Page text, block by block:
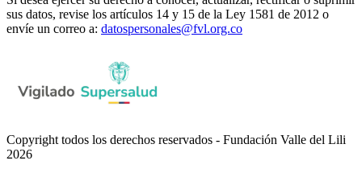
sus datos, revise los artículos 14 y 15 de la Ley 1581 de 2012 o
envíe un correo a: datospersonales@fvl.org.co
Copyright todos los derechos reservados - Fundación Valle del Lili
2026